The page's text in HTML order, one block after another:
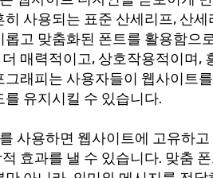
사용되는 표준 산세리프, 산
롭고 맞춤화된 폰트를 활용함으
매력적이고, 상호작용적이며,
그래피는 사용자들이 웹사이트
유지시킬 수 있습니다.
사용하면 웹사이트에 고유하
효과를 낼 수 있습니다. 맞춤